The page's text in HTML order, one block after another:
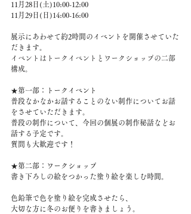
11月28日(土)10:00-12:00
11月29日(日)14:00-16:00
展示にあわせて約2時間のイベントを開催させていた
だきます。
イベントはトークイベントとワークショップの二部
構成。
★第一部：トークイベント
普段なかなかお話することのない制作についてお話
をさせていただきます。
普段の制作について、今回の個展の制作秘話などお
話する予定です。
質問も大歓迎です！
★第二部：ワークショップ
️書き下ろしの絵をつかった塗り絵を楽しむ時間。
色鉛筆で色を塗り絵を完成させたら、
大切な方に冬のお便りを書きましょう。